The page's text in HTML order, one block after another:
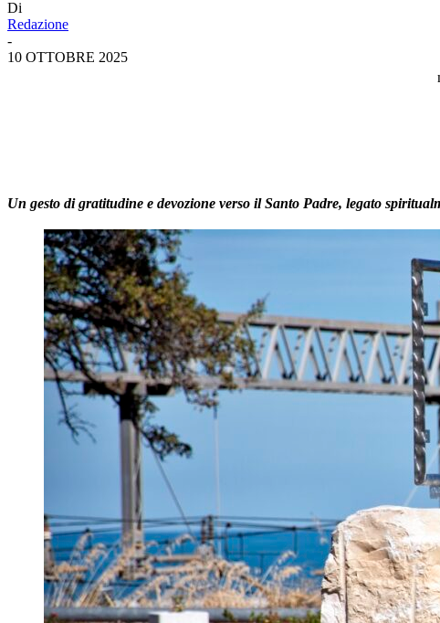
Di
Redazione
-
10 OTTOBRE 2025
Un gesto di gratitudine e devozione verso il Santo Padre, legato